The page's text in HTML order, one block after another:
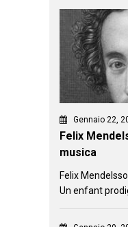
Gennaio 22,
Felix
musica
Felix
Un enfant